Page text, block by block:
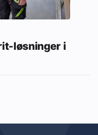
løsninger i